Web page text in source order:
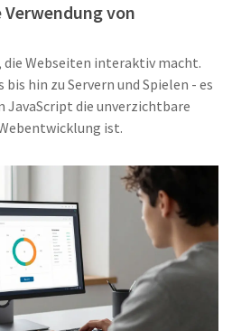
von
die Webseiten interaktiv macht.
hin zu Servern und Spielen - es
JavaScript die unverzichtbare
ist.